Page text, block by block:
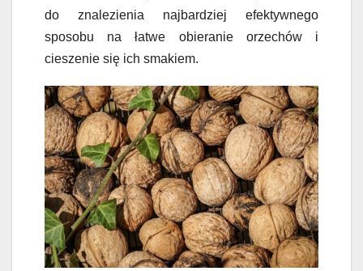
do znalezienia najbardziej efektywnego
sposobu na łatwe obieranie orzechów i
cieszenie się ich smakiem.